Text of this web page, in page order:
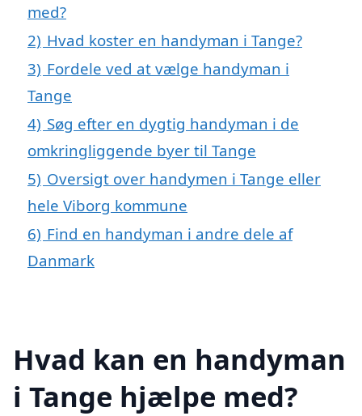
med?
2) Hvad koster en handyman i Tange?
3) Fordele ved at vælge handyman i
Tange
4) Søg efter en dygtig handyman i de
omkringliggende byer til Tange
5) Oversigt over handymen i Tange eller
hele Viborg kommune
6) Find en handyman i andre dele af
Danmark
Hvad kan en handyman
i Tange hjælpe med?